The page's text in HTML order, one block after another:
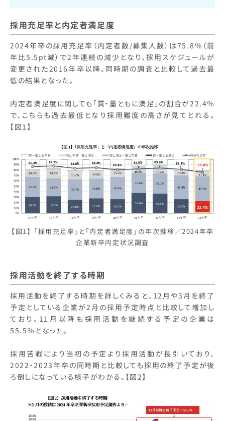
採用充足率と内定者満足度
2024年卒の採用充足率（内定者数/募集人数）は75.8％（前
年比5.5pt減）で2年連続の減少となり、採用スケジュールが
変更された2016年卒以降、同時期の調査と比較して過去最
低の結果となった。
内定者満足度に関しても「質・量ともに満足」の割合が22.4％
で、こちらも過去最低となり採用難度の高さが見てとれる。
【図1】
【図1】 「採用充足率」と「内定者満足度」の年次推移／2024年卒
企業新卒内定状況調査
採用活動を終了する時期
採用活動を終了する時期を詳しくみると、12月や3月を終了
予定としている企業が2月の採用予定時点と比較して増加し
ており、11月以降も採用活動を継続する予定の企業は
55.5％となった。
採用苦戦により当初の予定より採用活動が長引いており、
2022・2023年卒の同時期と比較しても採用の終了予定が後
ろ倒しになっている様子がわかる。【図2】